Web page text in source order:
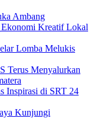
Ambang
Kreatif Lokal
Lomba Melukis
Terus Menyalurkan
Inspirasi di SRT 24
Kunjungi